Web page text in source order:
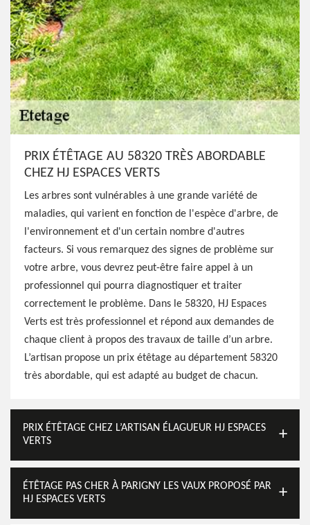
PRIX ÉTÊTAGE AU 58320 TRÈS ABORDABLE
CHEZ HJ ESPACES VERTS
Les arbres sont vulnérables à une grande variété de
maladies, qui varient en fonction de l'espèce d'arbre, de
l'environnement et d'un certain nombre d'autres
facteurs. Si vous remarquez des signes de problème sur
votre arbre, vous devrez peut-être faire appel à un
professionnel qui pourra diagnostiquer et traiter
correctement le problème. Dans le 58320, HJ Espaces
Verts est très professionnel et répond aux demandes de
chaque client à propos des travaux de taille d’un arbre.
L’artisan propose un prix étêtage au département 58320
très abordable, qui est adapté au budget de chacun.
PRIX ÉTÊTAGE CHEZ L’ARTISAN ÉLAGUEUR HJ ESPACES
VERTS
ÉTÊTAGE PAS CHER À PARIGNY LES VAUX PROPOSÉ PAR
HJ ESPACES VERTS